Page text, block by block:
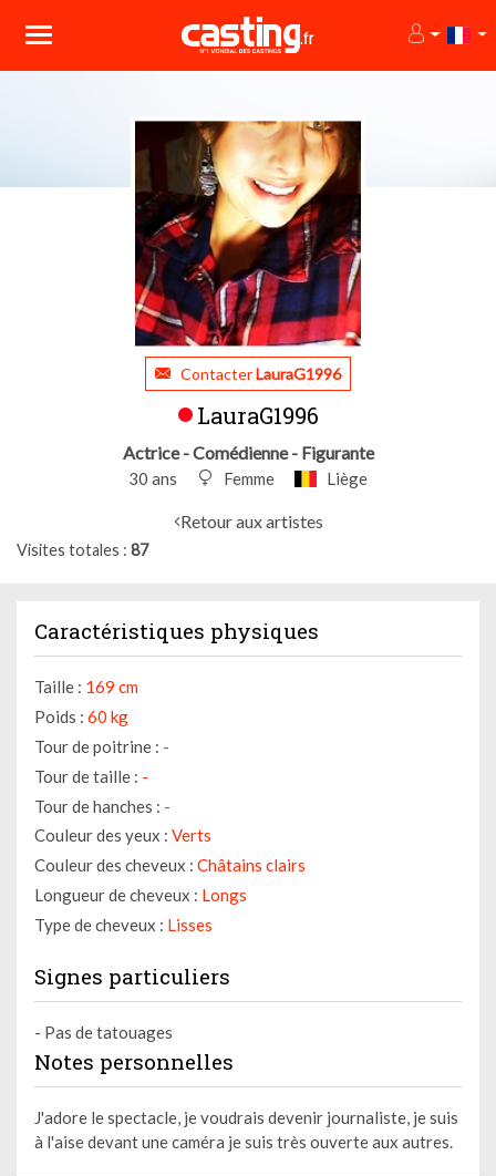
ContacterLauraG1996
LauraG1996
Actrice - Comédienne - Figurante
30 ans Femme Liège
Retour aux artistes
Visites totales 87
Caractéristiques physiques
Taille : 169 cm
Poids : 60 kg
Tour de poitrine : -
Tour de taille : -
Tour de hanches : -
Couleur des yeux : Verts
Couleur des cheveux : Châtains clairs
Longueur de cheveux : Longs
Type de cheveux : Lisses
Signes particuliers
- Pas de tatouages
Notes personnelles
J'adore le spectacle, je voudrais devenir journaliste, je suis
à l'aise devant une caméra je suis très ouverte aux autres.